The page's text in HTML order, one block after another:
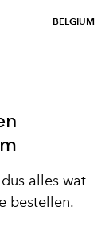
BELGIUM
alles wat
bestellen.